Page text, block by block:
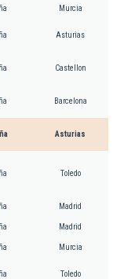
Murcia
Asturias
Castellon
Barcelona
Asturias
Toledo
Madrid
Madrid
Murcia
Toledo